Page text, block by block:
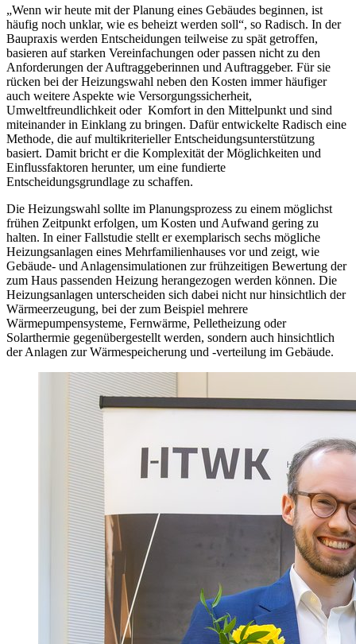
„Wenn wir heute mit der Planung eines Gebäudes beginnen, ist
häufig noch unklar, wie es beheizt werden soll“, so Radisch. In der
Baupraxis werden Entscheidungen teilweise zu spät getroffen,
basieren auf starken Vereinfachungen oder passen nicht zu den
Anforderungen der Auftraggeberinnen und Auftraggeber. Für sie
rücken bei der Heizungswahl neben den Kosten immer häufiger
auch weitere Aspekte wie Versorgungssicherheit,
Umweltfreundlichkeit oder Komfort in den Mittelpunkt und sind
miteinander in Einklang zu bringen. Dafür entwickelte Radisch eine
Methode, die auf multikriterieller Entscheidungsunterstützung
basiert. Damit bricht er die Komplexität der Möglichkeiten und
Einflussfaktoren herunter, um eine fundierte
Entscheidungsgrundlage zu schaffen.
Die Heizungswahl sollte im Planungsprozess zu einem möglichst
frühen Zeitpunkt erfolgen, um Kosten und Aufwand gering zu
halten. In einer Fallstudie stellt er exemplarisch sechs mögliche
Heizungsanlagen eines Mehrfamilienhauses vor und zeigt, wie
Gebäude- und Anlagensimulationen zur frühzeitigen Bewertung der
zum Haus passenden Heizung herangezogen werden können. Die
Heizungsanlagen unterscheiden sich dabei nicht nur hinsichtlich der
Wärmeerzeugung, bei der zum Beispiel mehrere
Wärmepumpensysteme, Fernwärme, Pelletheizung oder
Solarthermie gegenübergestellt werden, sondern auch hinsichtlich
der Anlagen zur Wärmespeicherung und -verteilung im Gebäude.